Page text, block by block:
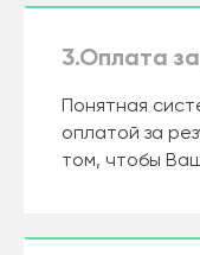
3.Оплата
Понятная
оплатой за
том, чтобы